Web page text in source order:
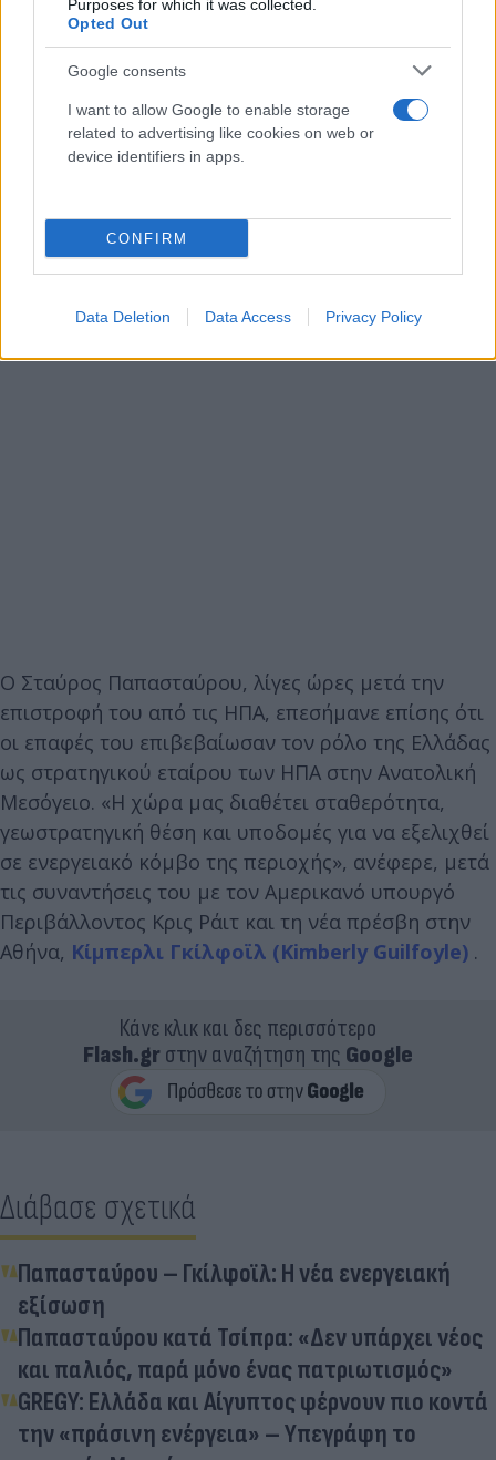
Purposes for which it was collected.
Opted Out
Google consents
I want to allow Google to enable storage
related to advertising like cookies on web or
device identifiers in apps.
CONFIRM
Data Deletion Data Access Privacy Policy
Ο Σταύρος Παπασταύρου, λίγες ώρες μετά την
επιστροφή του από τις ΗΠΑ, επεσήμανε επίσης ότι
οι επαφές του επιβεβαίωσαν τον ρόλο της Ελλάδας
ως στρατηγικού εταίρου των ΗΠΑ στην Ανατολική
Μεσόγειο. «Η χώρα μας διαθέτει σταθερότητα,
γεωστρατηγική θέση και υποδομές για να εξελιχθεί
σε ενεργειακό κόμβο της περιοχής», ανέφερε, μετά
τις συναντήσεις του με τον Αμερικανό υπουργό
Περιβάλλοντος Κρις Ράιτ και τη νέα πρέσβη στην
Αθήνα, Κίμπερλι Γκίλφοϊλ (Kimberly Guilfoyle) .
Κάνε κλικ και δες περισσότερο
Flash.grστην αναζήτηση της Google
Διάβασε σχετικά
Παπασταύρου – Γκίλφοϊλ: Η νέα ενεργειακή
εξίσωση
Παπασταύρου κατά Τσίπρα: «Δεν υπάρχει νέος
και παλιός, παρά μόνο ένας πατριωτισμός»
GREGY: Ελλάδα και Αίγυπτος φέρνουν πιο κοντά
την «πράσινη ενέργεια» – Υπεγράφη το